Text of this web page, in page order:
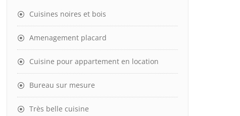
Cuisines noires et bois
Amenagement placard
Cuisine pour appartement en location
Bureau sur mesure
Très belle cuisine